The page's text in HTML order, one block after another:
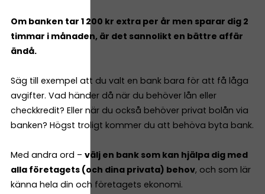
Om banken tar 1 200 kr extra per år men sparar dig 2
timmar i månaden, är det sannolikt en bättre affär
ändå.
Säg till exempel att du valt en bank bara för att få låga
avgifter. Vad händer då när du behöver lån eller
checkkredit? Eller när du också behöver privat bolån via
banken? Högst troligt kommer du att behöva byta bank.
Med andra ord – välj en bank som kan hjälpa dig med
alla företagets (och dina privata) behov, och som lär
känna hela din och företagets ekonomi.